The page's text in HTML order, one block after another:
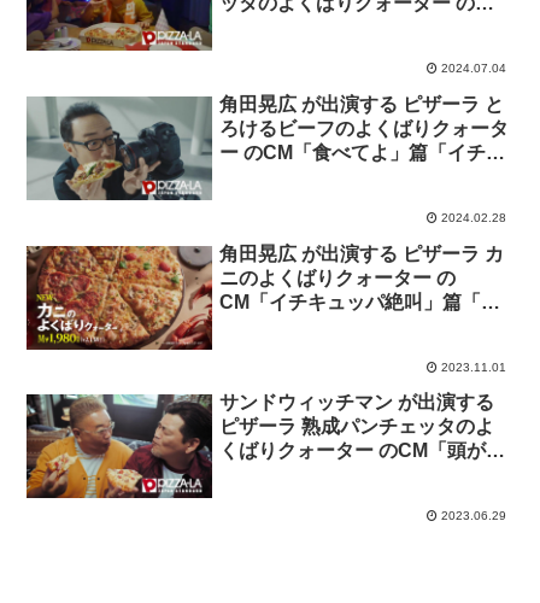
2024.07.04
角田晃広 が出演する ピザーラ と
ろけるビーフのよくばりクォータ
ー のCM「食べてよ」篇「イチキ
2024.02.28
角田晃広 が出演する ピザーラ カ
ニのよくばりクォーター の
CM「イチキュッパ絶叫」篇「正
2023.11.01
サンドウィッチマン が出演する
ピザーラ 熟成パンチェッタのよ
くばりクォーター のCM「頭がい
2023.06.29